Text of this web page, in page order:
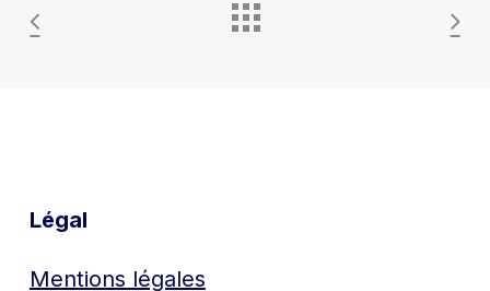
Légal
Mentions légales